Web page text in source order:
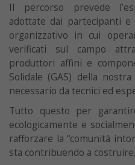
Il percorso prevede
adottate dai partecipanti
organizzativo in cui
verificati sul campo
produttori affini e
Solidale (GAS) della
necessario da tecnici ed
Tutto questo per
ecologicamente e
rafforzare la “comunità
sta contribuendo a costruire.